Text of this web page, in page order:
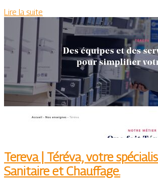
Lire la suite
Tereva | Téréva, votre
Sanitaire et Chauffage.